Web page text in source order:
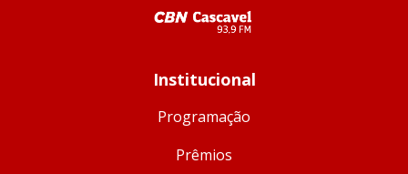
Institucional
Programação
Prêmios